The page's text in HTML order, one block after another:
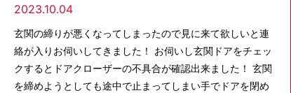
2023.10.04
玄関の締りが悪くなってしまったので見に来て欲しいと連
絡が入りお伺いしてきました！ お伺いし玄関ドアをチェッ
クするとドアクローザーの不具合が確認出来ました！ 玄関
を締めようとしても途中で止まってしまい手でドアを閉め